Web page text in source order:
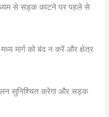
से सड़क काटने पर पहले से
मार्ग को बंद न करें और क्षेत्र
सुनिश्चित करेगा और सड़क